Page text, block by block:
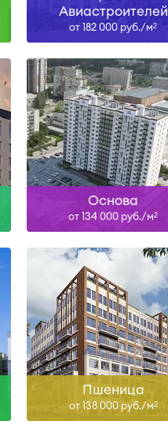
Авиастроителей
от 182 000 руб./м2
Основа
от 134 000 руб./м2
Пшеница
от 138 000 руб./м2
IV-26, IV-27, II-28, I-29
Узнать больше